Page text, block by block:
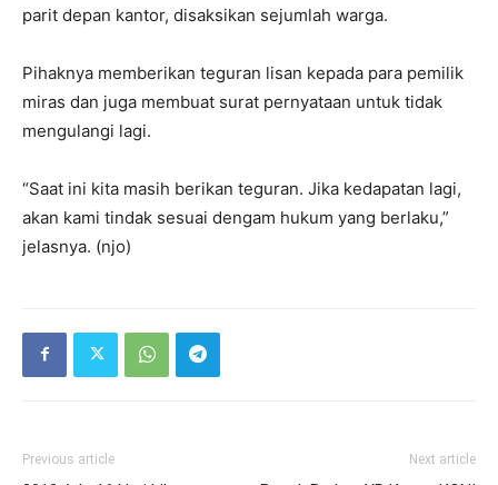
parit depan kantor, disaksikan sejumlah warga.
Pihaknya memberikan teguran lisan kepada para pemilik
miras dan juga membuat surat pernyataan untuk tidak
mengulangi lagi.
“Saat ini kita masih berikan teguran. Jika kedapatan lagi,
akan kami tindak sesuai dengam hukum yang berlaku,”
jelasnya. (njo)
Previous article Next article